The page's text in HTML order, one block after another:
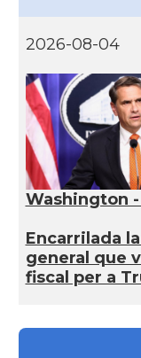
2026-08-04
Washington
Encarrilada
general que
fiscal per a